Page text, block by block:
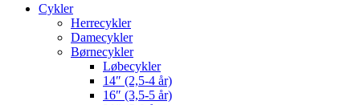
Cykler
Herrecykler
Damecykler
Børnecykler
Løbecykler
14″ (2,5-4 år)
16″ (3,5-5 år)